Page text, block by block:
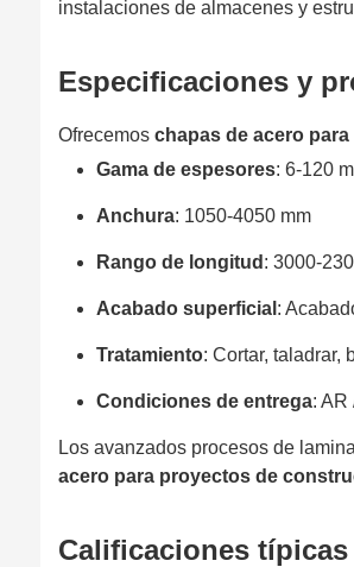
instalaciones de almacenes y
Especificaciones y
Ofrecemos chapas de acero
Gama de espesores: 6-120
Anchura: 1050-4050 mm
Rango de longitud : 3000-
Acabado superficial :
Tratamiento: Cortar, taladrar,
Condiciones de entrega: AR
Los avanzados procesos de
acero para proyectos de
Calificaciones